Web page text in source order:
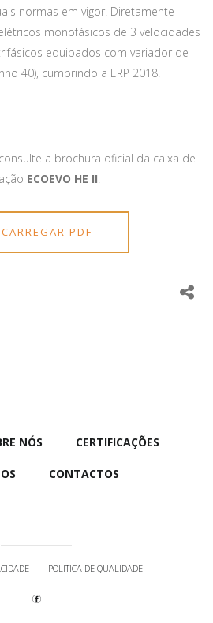
normas em vigor. Diretamente
monofásicos de 3 velocidades
equipados com variador de
40), cumprindo a ERP 2018.
a brochura oficial da caixa de
ECOEVO HE II.
PDF
NÓS CERTIFICAÇÕES
CONTACTOS
POLITICA DE QUALIDADE